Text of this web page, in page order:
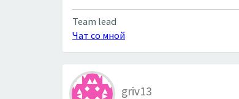
Team lead
Чат со мной
griv13